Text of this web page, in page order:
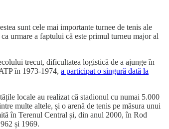
sunt cele mai importante turnee de tenis ale
urmare a faptului că este primul turneu major al
trecut, dificultatea logistică de a ajunge în
în 1973-1974, a participat o singură dată la
locale au realizat că stadionul cu numai 5.000
multe altele, și o arenă de tenis pe măsura unui
în Terenul Central și, din anul 2000, în Rod
și 1969.